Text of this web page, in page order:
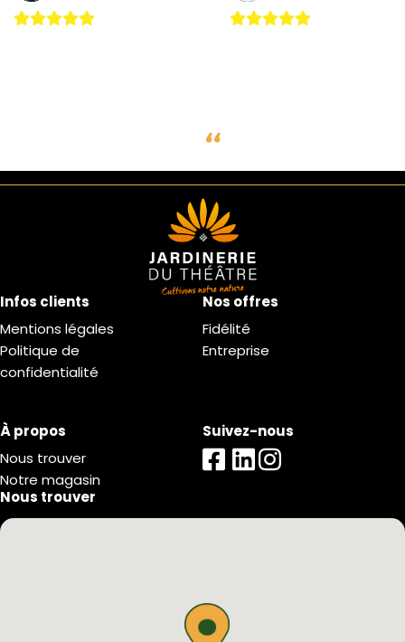
Infos clients
Mentions légales
Politique de
confidentialité
Nos offres
Fidélité
Entreprise
À propos
Nous trouver
Notre magasin
Suivez-nous
Nous trouver